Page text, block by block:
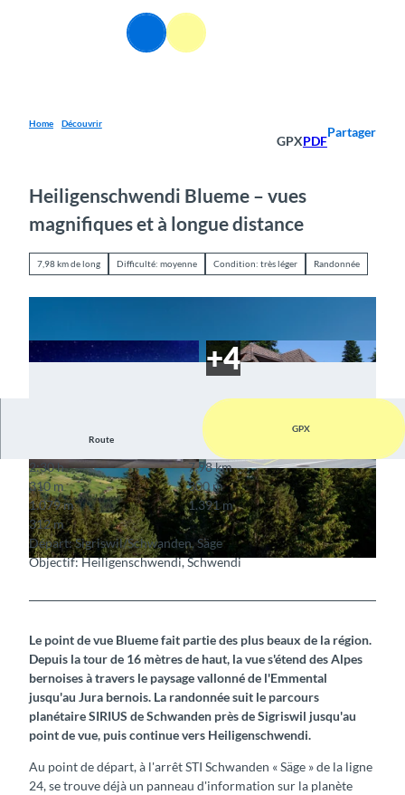
Recherche
Menu
Home Découvrir
GPXPDF
Partager
Heiligenschwendi Blueme – vues
magnifiques et à longue distance
7,98 km de long Difficulté: moyenne Condition: très léger Randonnée
© stibus.ch
© www.sternwarte-planetarium.ch © Alpenblick Heiligenschwendi
Route
GPX
2:30 h
7,98 km
310 m
300 m
1.079 m
1.391 m
312 m
Départ: Sigriswil/Schwanden, Säge
Objectif: Heiligenschwendi, Schwendi
Le point de vue Blueme fait partie des plus beaux de la région.
Depuis la tour de 16 mètres de haut, la vue s'étend des Alpes
bernoises à travers le paysage vallonné de l'Emmental
jusqu'au Jura bernois. La randonnée suit le parcours
planétaire SIRIUS de Schwanden près de Sigriswil jusqu'au
point de vue, puis continue vers Heiligenschwendi.
Au point de départ, à l'arrêt STI Schwanden « Säge » de la ligne
24, se trouve déjà un panneau d'information sur la planète